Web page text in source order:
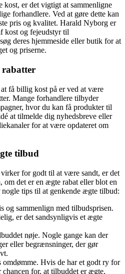
kost, er det vigtigt at sammenligne
forhandlere. Ved at gøre dette kan
pris og kvalitet. Harald Nyborg er
kost og fejeudstyr til
deres hjemmeside eller butik for at
og priserne.
rabatter
få billig kost på er ved at være
Mange forhandlere tilbyder
hvor du kan få produkter til
at tilmelde dig nyhedsbreve eller
for at være opdateret om
tilbud
for godt til at være sandt, er det
det er en ægte rabat eller blot en
tips til at genkende ægte tilbud:
og sammenlign med tilbudsprisen.
er det sandsynligvis et ægte
nøje. Nogle gange kan der
eller begrænsninger, der gør
omdømme. Hvis de har et godt ry for
for, at tilbuddet er ægte,